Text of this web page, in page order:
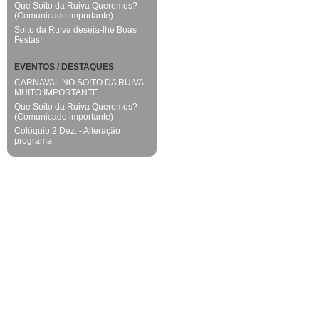
Que Soito da Ruiva Queremos?
(Comunicado importante)
Soito da Ruiva deseja-lhe Boas
Festas!
EVENTOS / DESTAQUES
CARNAVAL NO SOITO DA RUIVA -
MUITO IMPORTANTE
Que Soito da Ruiva Queremos?
(Comunicado importante)
Colóquio 2 Dez. - Alteração
programa